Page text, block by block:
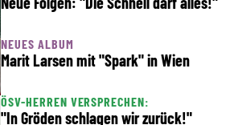
NEUES ALBUM
Marit Larsen mit "Spark" in Wien
ÖSV-HERREN VERSPRECHEN:
"In Gröden schlagen wir zurück!"